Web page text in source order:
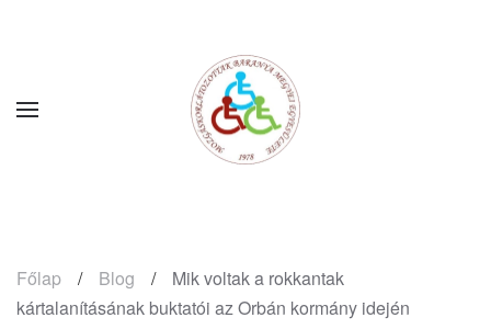
Főlap Blog
Mik voltak a rokkantak
kártalanításának buktatói az Orbán kormány idején